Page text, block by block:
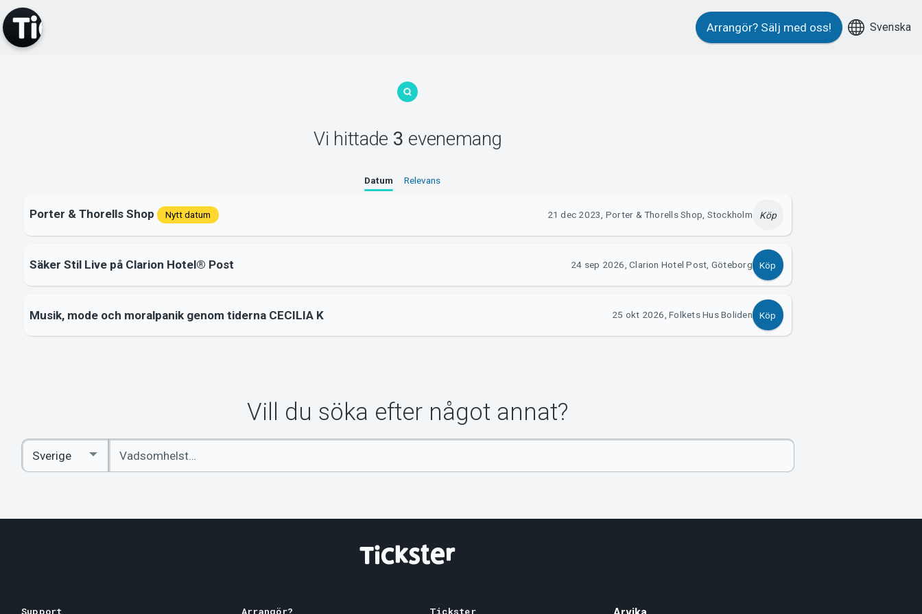
Arrangör? Sälj med oss! Svenska
Vi hittade 3 evenemang
Datum Relevans
Porter & Thorells Shop Nytt datum 21 dec 2023, Porter & Thorells Shop, Stockholm Köp
Säker Stil Live på Clarion Hotel® Post 24 sep 2026, Clarion Hotel Post, Göteborg Köp
Musik, mode och moralpanik genom tiderna CECILIA K 25 okt 2026, Folkets Hus Boliden Köp
Vill du söka efter något annat?
Ange
sökord
Select
Country
Support Arrangör? Tickster